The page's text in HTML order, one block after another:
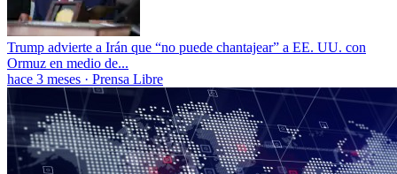
Trump advierte a Irán que “no puede chantajear” a EE. UU. con
Ormuz en medio de...
hace 3 meses · Prensa Libre